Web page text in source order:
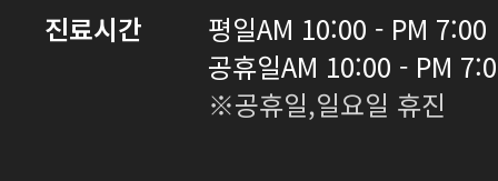
진료시간
평일AM 10:00 - PM 7:00
공휴일AM 10:00 - PM
※공휴일,일요일 휴진